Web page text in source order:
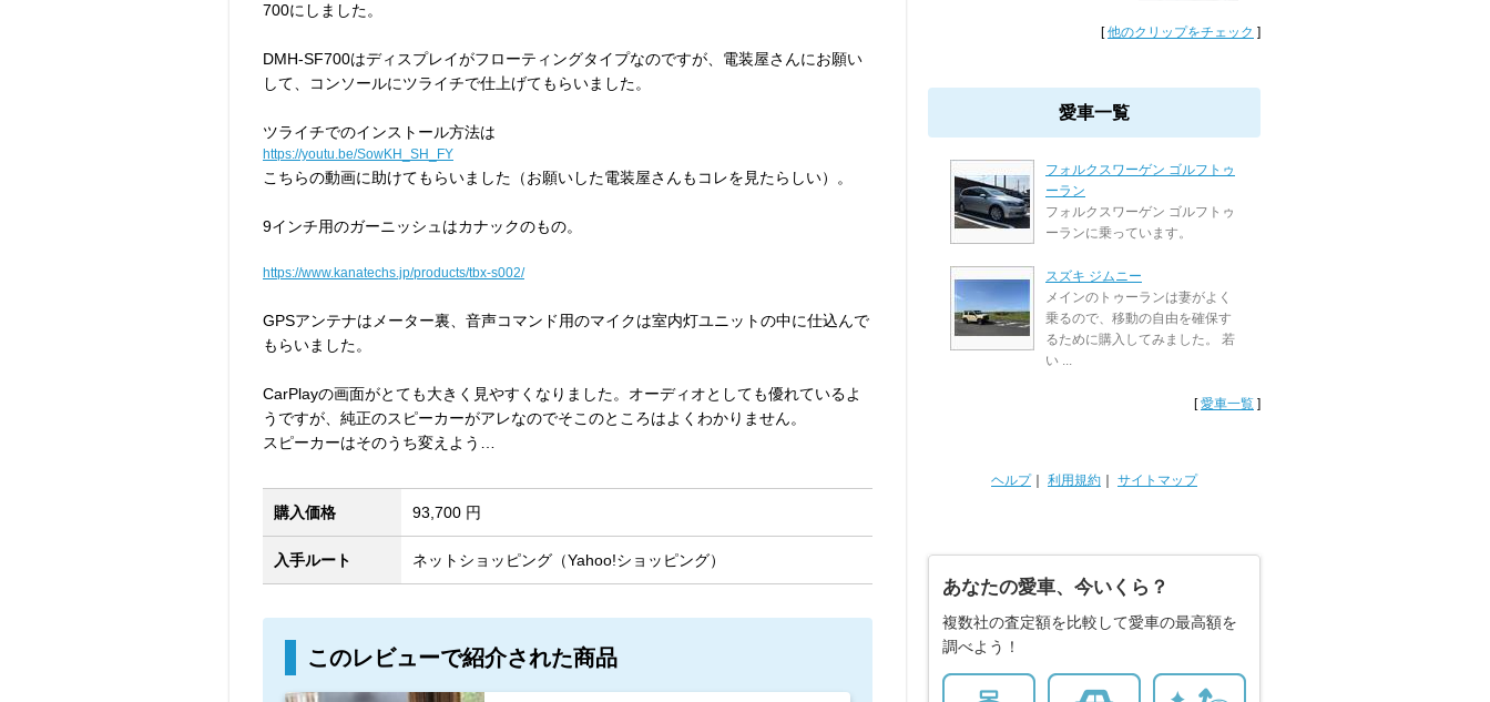
700にしました。
DMH-SF700はディスプレイがフローティングタイプなのですが、電装屋さんにお願い
して、コンソールにツライチで仕上げてもらいました。
ツライチでのインストール方法は
https://youtu.be/SowKH_SH_FY
こちらの動画に助けてもらいました（お願いした電装屋さんもコレを見たらしい）。
9インチ用のガーニッシュはカナックのもの。
https://www.kanatechs.jp/products/tbx-s002/
GPSアンテナはメーター裏、音声コマンド用のマイクは室内灯ユニットの中に仕込んで
もらいました。
CarPlayの画面がとても大きく見やすくなりました。オーディオとしても優れているよ
うですが、純正のスピーカーがアレなのでそこのところはよくわかりません。
スピーカーはそのうち変えよう…
購入価格 93,700 円
入手ルート ネットショッピング（Yahoo!ショッピング）
このレビューで紹介された商品
[他のクリップをチェック ]
愛車一覧
フォルクスワーゲン ゴルフトゥ
ーラン
フォルクスワーゲン ゴルフトゥ
ーランに乗っています。
スズキ ジムニー
メインのトゥーランは妻がよく
乗るので、移動の自由を確保す
るために購入してみました。 若
い ...
[愛車一覧 ]
ヘルプ｜ 利用規約 サイトマップ
あなたの愛車、今いくら？
複数社の査定額を比較して愛車の最高額を
調べよう！